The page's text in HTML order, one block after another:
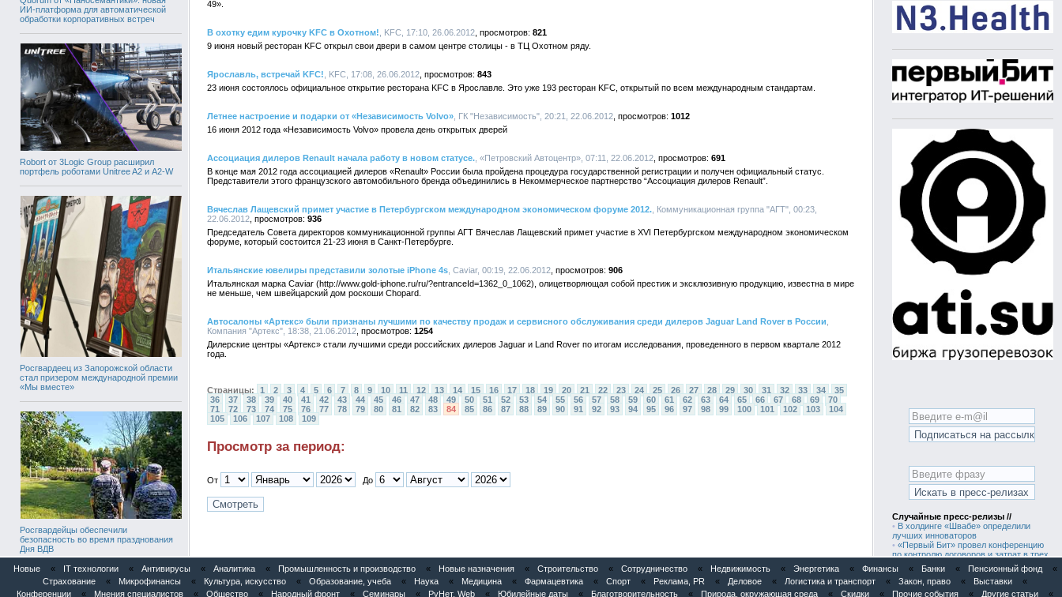
ИИ-платформа для автоматической
обработки корпоративных встреч
Robort от 3Logic Group расширил
портфель роботами Unitree A2 и A2-W
Росгвардеец из Запорожской области
стал призером международной премии
«Мы вместе»
Росгвардейцы обеспечили
безопасность во время празднования
Дня ВДВ
49».
В охотку едим курочку KFC в Охотном! , KFC, 17:10, 26.06.2012
821
9 июня новый ресторан KFC открыл свои двери в самом центре столицы - в ТЦ Охотном ряду.
Ярославль, встречай KFC! , KFC, 17:08, 26.06.2012
843
23 июня состоялось официальное открытие ресторана KFC в Ярославле. Это уже 193 ресторан KFC, открытый по всем международным стандартам.
Летнее настроение и подарки от «Независимость Volvo» , ГК "Независимость", 20:21, 22.06.2012
1012
16 июня 2012 года «Независимость Volvo» провела день открытых дверей
Ассоциация дилеров Renault начала работу в новом статусе. , «Петровский Автоцентр», 07:11, 22.06.2012
691
В конце мая 2012 года ассоциацией дилеров «Renault» России была пройдена процедура государственной регистрации и получен официальный статус.
Представители этого французского автомобильного бренда объединились в Некоммерческое партнерство “Ассоциация дилеров Renault”.
Вячеслав Лащевский примет участие в Петербургском международном экономическом форуме 2012. , Коммуникационная группа "АГТ", 00:23,
22.06.2012
936
Председатель Совета директоров коммуникационной группы АГТ Вячеслав Лащевский примет участие в XVI Петербургском международном экономическом
форуме, который состоится 21-23 июня в Санкт-Петербурге.
Итальянские ювелиры представили золотые iPhone 4s , Caviar, 00:19, 22.06.2012
906
Итальянская марка Caviar (http://www.gold-iphone.ru/ru/?entranceId=1362_0_1062), олицетворяющая собой престиж и эксклюзивную продукцию, известна в мире
не меньше, чем швейцарский дом роскоши Chopard.
Автосалоны «Артекс» были признаны лучшими по качеству продаж и сервисного обслуживания среди дилеров Jaguar Land Rover в России
Компания "Артекс", 18:38, 21.06.2012
1254
Дилерские центры «Артекс» стали лучшими среди российских дилеров Jaguar и Land Rover по итогам исследования, проведенного в первом квартале 2012
года.
Страницы: 1 2 3 4 5 6 7 8 9 10 11 12 13 14 15 16 17 18 19 20 21 22 23 24 25 26 27 28 29 30 31 32 33 34
35
36
37 38 39 40 41 42 43 44 45 46 47 48 49 50 51 52 53 54 55 56 57 58 59 60 61 62 63 64 65 66 67 68 69
70
71
72 73 74 75 76 77 78 79 80 81 82 83 84 85 86 87 88 89 90 91 92 93 94 95 96 97 98 99 100 101 102 103
104
105
106 107 108 109
Просмотр за период:
От До
Случайные пресс-релизы //
• В холдинге «Швабе» определили
лучших инноваторов
• «Первый Бит» провел конференцию
по контролю договоров и затрат в трех
городах России
•RBI построила новый жилой квартал
на Лиговском проспекте с пейзажным
парком и зарядками для
Новые « IT технологии « Антивирусы « Аналитика « Промышленность и производство « Новые назначения « Строительство « Сотрудничество « Недвижимость « Энергетика « Финансы « Банки « Пенсионный фонд
«
Страхование
« Микрофинансы « Культура, искусство « Образование, учеба « Наука « Медицина « Фармацевтика « Спорт « Реклама, PR « Деловое « Логистика и транспорт « Закон, право « Выставки
«
Конференции
« Мнения специалистов « Общество « Народный фронт « Семинары « РуНет, Web « Юбилейные даты « Благотворительность « Природа, окружающая среда « Скидки « Прочие события « Другие статьи «